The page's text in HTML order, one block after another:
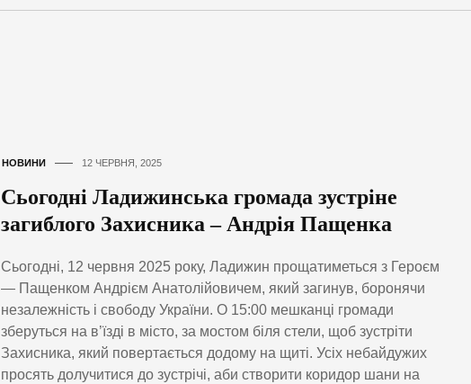
НОВИНИ 12 ЧЕРВНЯ, 2025
Сьогодні Ладижинська громада зустріне
загиблого Захисника – Андрія Пащенка
Сьогодні, 12 червня 2025 року, Ладижин прощатиметься з Героєм
— Пащенком Андрієм Анатолійовичем, який загинув, боронячи
незалежність і свободу України. О 15:00 мешканці громади
зберуться на в’їзді в місто, за мостом біля стели, щоб зустріти
Захисника, який повертається додому на щиті. Усіх небайдужих
просять долучитися до зустрічі, аби створити коридор шани на